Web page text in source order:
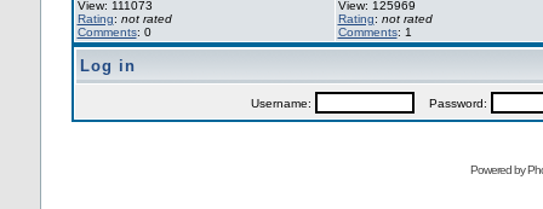
View: 111073
Rating: not rated
Comments: 0
View: 125969
Rating: not rated
Comments: 1
Log in
Username: Password:
Powered by